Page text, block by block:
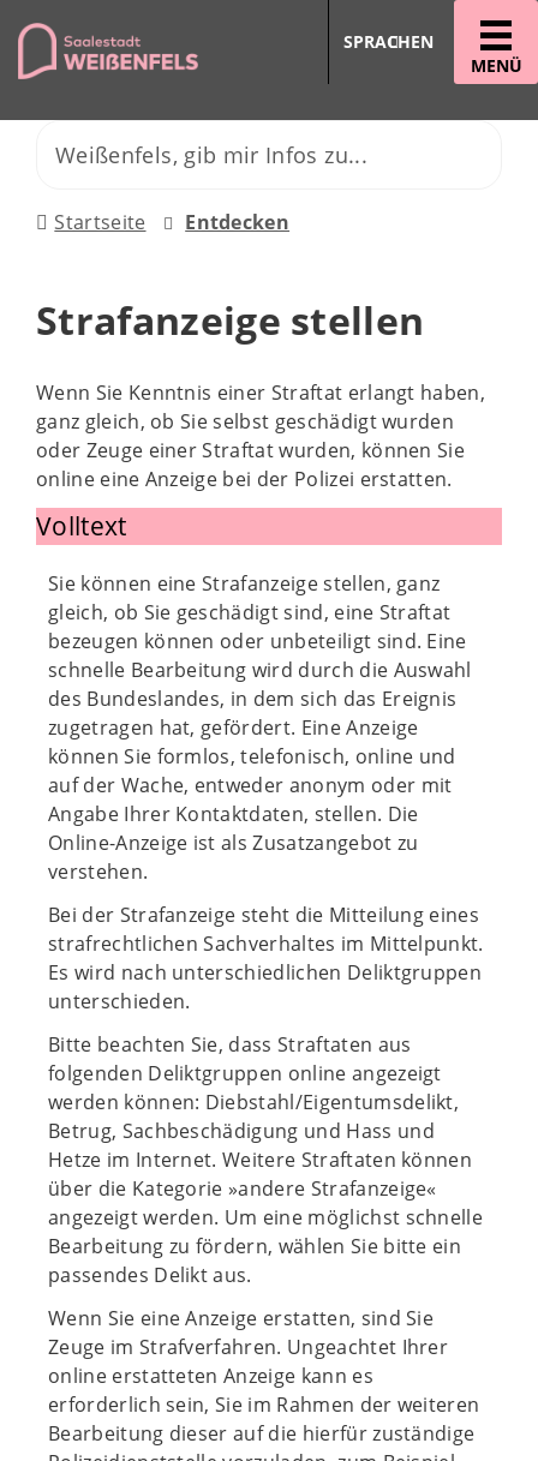
MENÜ
SPRACHEN
Startseite Entdecken
Strafanzeige stellen
Wenn Sie Kenntnis einer Straftat erlangt haben,
ganz gleich, ob Sie selbst geschädigt wurden
oder Zeuge einer Straftat wurden, können Sie
online eine Anzeige bei der Polizei erstatten.
Volltext
Sie können eine Strafanzeige stellen, ganz
gleich, ob Sie geschädigt sind, eine Straftat
bezeugen können oder unbeteiligt sind. Eine
schnelle Bearbeitung wird durch die Auswahl
des Bundeslandes, in dem sich das Ereignis
zugetragen hat, gefördert. Eine Anzeige
können Sie formlos, telefonisch, online und
auf der Wache, entweder anonym oder mit
Angabe Ihrer Kontaktdaten, stellen. Die
Online-Anzeige ist als Zusatzangebot zu
verstehen.
Bei der Strafanzeige steht die Mitteilung eines
strafrechtlichen Sachverhaltes im Mittelpunkt.
Es wird nach unterschiedlichen Deliktgruppen
unterschieden.
Bitte beachten Sie, dass Straftaten aus
folgenden Deliktgruppen online angezeigt
werden können: Diebstahl/Eigentumsdelikt,
Betrug, Sachbeschädigung und Hass und
Hetze im Internet. Weitere Straftaten können
über die Kategorie »andere Strafanzeige«
angezeigt werden. Um eine möglichst schnelle
Bearbeitung zu fördern, wählen Sie bitte ein
passendes Delikt aus.
Wenn Sie eine Anzeige erstatten, sind Sie
Zeuge im Strafverfahren. Ungeachtet Ihrer
online erstatteten Anzeige kann es
erforderlich sein, Sie im Rahmen der weiteren
Bearbeitung dieser auf die hierfür zuständige